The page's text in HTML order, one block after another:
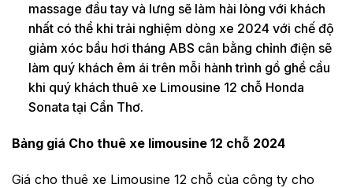
massage đầu tay và lưng sẽ làm hài lòng với khách
nhất có thể khi trải nghiệm dòng xe 2024 với chế độ
giảm xóc bầu hơi tháng ABS cân bằng chỉnh điện sẽ
làm quý khách êm ái trên mỗi hành trình gồ ghề cầu
khi quý khách thuê xe Limousine 12 chỗ Honda
Sonata tại Cần Thơ.
Bảng giá Cho thuê xe limousine 12 chỗ 2024
Giá cho thuê xe Limousine 12 chỗ của công ty cho